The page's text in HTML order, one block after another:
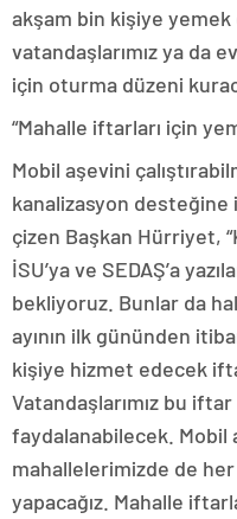
akşam bin kişiye yemek
vatandaşlarımız ya da
için oturma düzeni
“Mahalle iftarları için
Mobil aşevini
kanalizasyon desteğine
çizen Başkan Hürriyet,
İSU’ya ve SEDAŞ’a
bekliyoruz. Bunlar da
ayının ilk gününden
kişiye hizmet edecek
Vatandaşlarımız bu
faydalanabilecek. Mobil
mahallelerimizde de
yapacağız. Mahalle